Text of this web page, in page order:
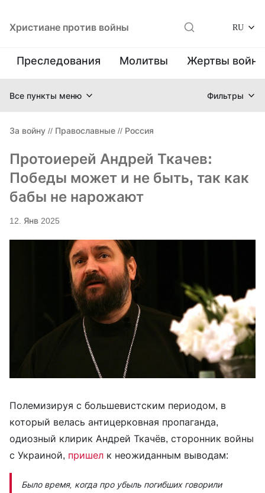
Христиане против войны RU
Преследования Молитвы Жертвы
Все пункты меню Фильтры
За войну // Православные // Россия
Протоиерей Андрей Ткачев:
Победы может и не быть, так как
бабы не нарожают
12. Янв 2025
Полемизируя с большевистским периодом, в
который велась антицерковная пропаганда,
одиозный клирик Андрей Ткачёв, сторонник войны
с Украиной, пришел к неожиданным выводам:
Было время, когда про убыль погибших говорили